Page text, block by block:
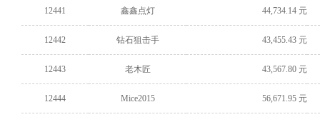
12441 鑫鑫点灯 44,734.14 元
12442 钻石狙击手 43,455.43 元
12443 老木匠 43,567.80 元
12444 Mice2015 56,671.95 元